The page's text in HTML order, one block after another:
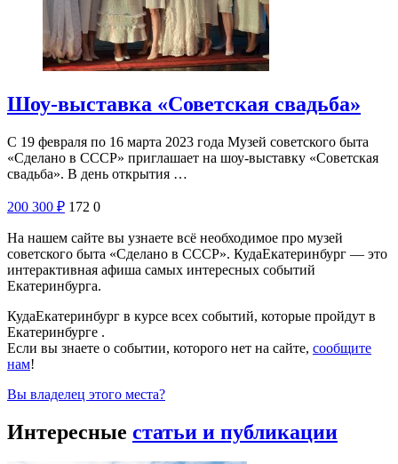
Шоу-выставка «Советская свадьба»
С 19 февраля по 16 марта 2023 года Музей советского быта
«Сделано в СССР» приглашает на шоу-выставку «Советская
свадьба». В день открытия …
200 300 ₽ 172 0
На нашем сайте вы узнаете всё необходимое про музей
советского быта «Сделано в СССР». КудаЕкатеринбург — это
интерактивная афиша самых интересных событий
Екатеринбурга.
КудаЕкатеринбург в курсе всех событий, которые пройдут в
Екатеринбурге .
Если вы знаете о событии, которого нет на сайте, сообщите
нам!
Вы владелец этого места?
Интересные статьи и публикации